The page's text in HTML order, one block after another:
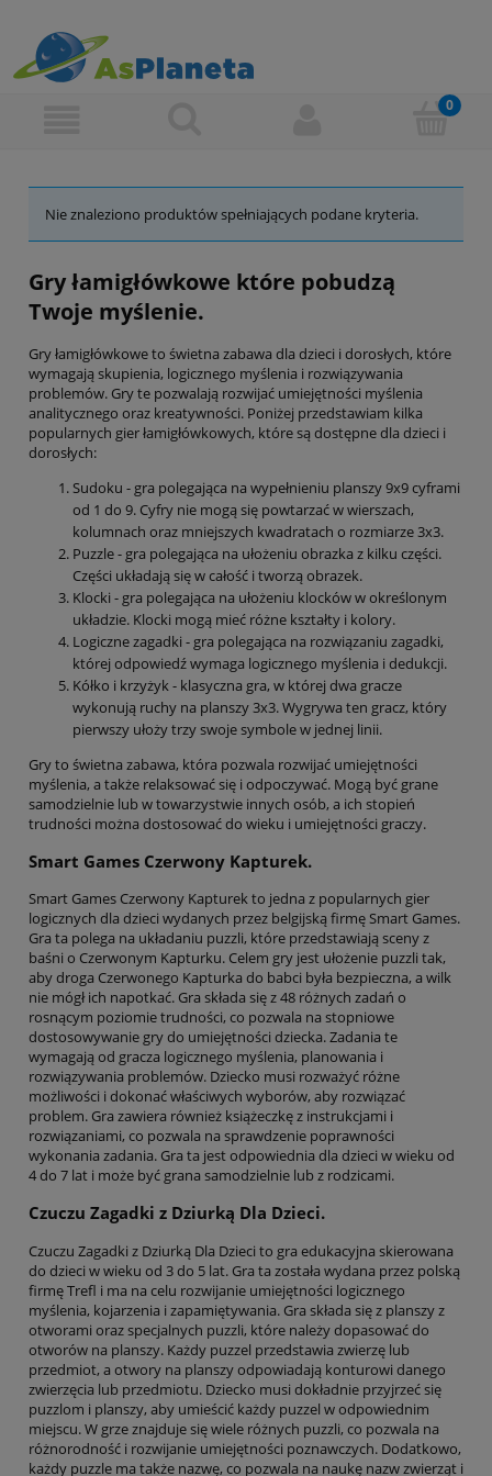
Nie znaleziono produktów spełniających podane kryteria.
Gry łamigłówkowe które pobudzą
Twoje myślenie.
Gry łamigłówkowe to świetna zabawa dla dzieci i dorosłych, które
wymagają skupienia, logicznego myślenia i rozwiązywania
problemów. Gry te pozwalają rozwijać umiejętności myślenia
analitycznego oraz kreatywności. Poniżej przedstawiam kilka
popularnych gier łamigłówkowych, które są dostępne dla dzieci i
dorosłych:
Sudoku - gra polegająca na wypełnieniu planszy 9x9 cyframi
od 1 do 9. Cyfry nie mogą się powtarzać w wierszach,
kolumnach oraz mniejszych kwadratach o rozmiarze 3x3.
Puzzle - gra polegająca na ułożeniu obrazka z kilku części.
Części układają się w całość i tworzą obrazek.
Klocki - gra polegająca na ułożeniu klocków w określonym
układzie. Klocki mogą mieć różne kształty i kolory.
Logiczne zagadki - gra polegająca na rozwiązaniu zagadki,
której odpowiedź wymaga logicznego myślenia i dedukcji.
Kółko i krzyżyk - klasyczna gra, w której dwa gracze
wykonują ruchy na planszy 3x3. Wygrywa ten gracz, który
pierwszy ułoży trzy swoje symbole w jednej linii.
Gry to świetna zabawa, która pozwala rozwijać umiejętności
myślenia, a także relaksować się i odpoczywać. Mogą być grane
samodzielnie lub w towarzystwie innych osób, a ich stopień
trudności można dostosować do wieku i umiejętności graczy.
Smart Games Czerwony Kapturek.
Smart Games Czerwony Kapturek to jedna z popularnych gier
logicznych dla dzieci wydanych przez belgijską firmę Smart Games.
Gra ta polega na układaniu puzzli, które przedstawiają sceny z
baśni o Czerwonym Kapturku. Celem gry jest ułożenie puzzli tak,
aby droga Czerwonego Kapturka do babci była bezpieczna, a wilk
nie mógł ich napotkać. Gra składa się z 48 różnych zadań o
rosnącym poziomie trudności, co pozwala na stopniowe
dostosowywanie gry do umiejętności dziecka. Zadania te
wymagają od gracza logicznego myślenia, planowania i
rozwiązywania problemów. Dziecko musi rozważyć różne
możliwości i dokonać właściwych wyborów, aby rozwiązać
problem. Gra zawiera również książeczkę z instrukcjami i
rozwiązaniami, co pozwala na sprawdzenie poprawności
wykonania zadania. Gra ta jest odpowiednia dla dzieci w wieku od
4 do 7 lat i może być grana samodzielnie lub z rodzicami.
Czuczu Zagadki z Dziurką Dla Dzieci.
Czuczu Zagadki z Dziurką Dla Dzieci to gra edukacyjna skierowana
do dzieci w wieku od 3 do 5 lat. Gra ta została wydana przez polską
firmę Trefl i ma na celu rozwijanie umiejętności logicznego
myślenia, kojarzenia i zapamiętywania. Gra składa się z planszy z
otworami oraz specjalnych puzzli, które należy dopasować do
otworów na planszy. Każdy puzzel przedstawia zwierzę lub
przedmiot, a otwory na planszy odpowiadają konturowi danego
zwierzęcia lub przedmiotu. Dziecko musi dokładnie przyjrzeć się
puzzlom i planszy, aby umieścić każdy puzzel w odpowiednim
miejscu. W grze znajduje się wiele różnych puzzli, co pozwala na
różnorodność i rozwijanie umiejętności poznawczych. Dodatkowo,
każdy puzzle ma także nazwę, co pozwala na naukę nazw zwierząt i